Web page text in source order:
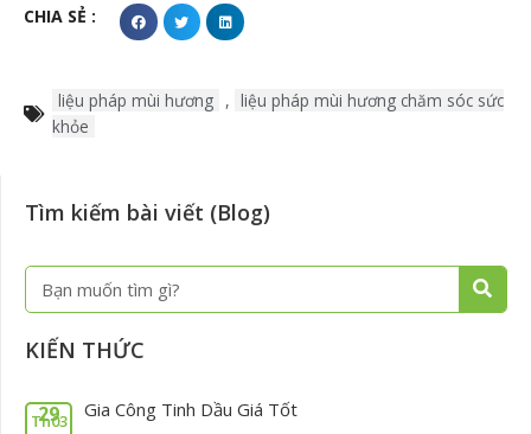
CHIA SẺ :
liệu pháp mùi hương , liệu pháp mùi hương chăm sóc sức
khỏe
Tìm kiếm bài viết (Blog)
Tìm
kiếm
Tìm
kiếm
KIẾN THỨC
29
Th03 Gia Công Tinh Dầu Giá Tốt